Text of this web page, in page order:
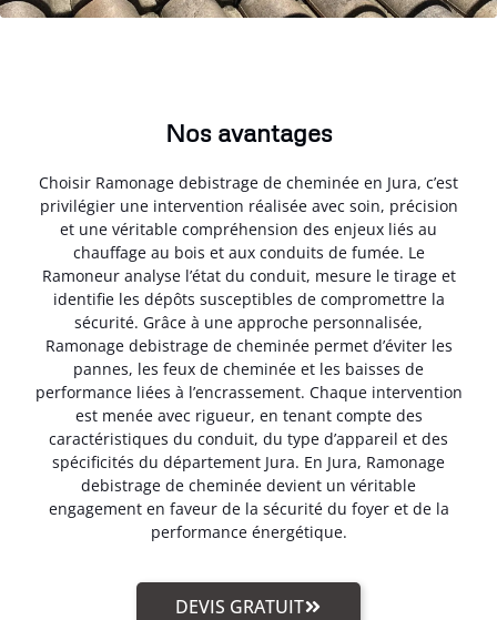
Nos avantages
Choisir Ramonage debistrage de cheminée en Jura, c’est
privilégier une intervention réalisée avec soin, précision
et une véritable compréhension des enjeux liés au
chauffage au bois et aux conduits de fumée. Le
Ramoneur analyse l’état du conduit, mesure le tirage et
identifie les dépôts susceptibles de compromettre la
sécurité. Grâce à une approche personnalisée,
Ramonage debistrage de cheminée permet d’éviter les
pannes, les feux de cheminée et les baisses de
performance liées à l’encrassement. Chaque intervention
est menée avec rigueur, en tenant compte des
caractéristiques du conduit, du type d’appareil et des
spécificités du département Jura. En Jura, Ramonage
debistrage de cheminée devient un véritable
engagement en faveur de la sécurité du foyer et de la
performance énergétique.
DEVIS GRATUIT